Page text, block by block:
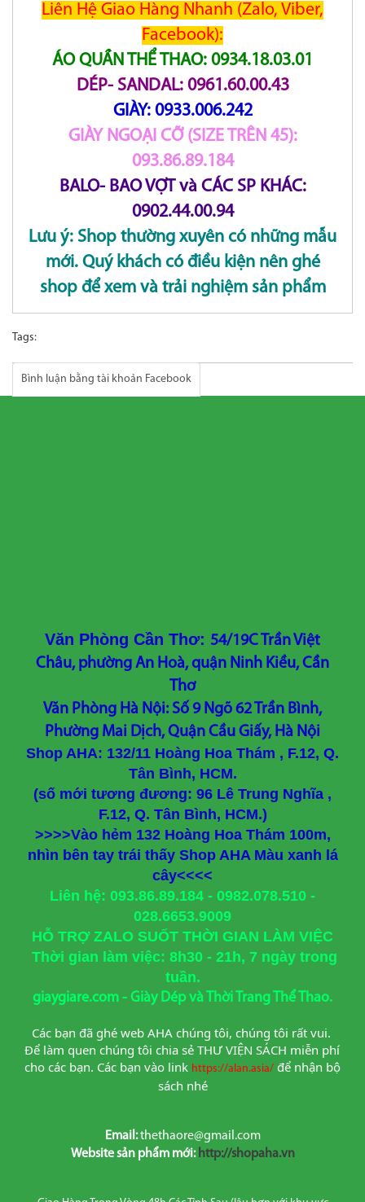
Liên Hệ Giao Hàng Nhanh (Zalo, Viber,
Facebook):
ÁO QUẦN THỂ THAO: 0934.18.03.01
DÉP- SANDAL: 0961.60.00.43
GIÀY: 0933.006.242
GIÀY NGOẠI CỠ (SIZE TRÊN 45):
093.86.89.184
BALO- BAO VỢT và CÁC SP KHÁC:
0902.44.00.94
Lưu ý: Shop thường xuyên có những mẫu
mới. Quý khách có điều kiện nên ghé
shop để xem và trải nghiệm sản phẩm
Tags:
Bình luận bằng tài khoản Facebook
Văn Phòng Cần Thơ: 54/19C Trần Việt
Châu, phường An Hoà, quận Ninh Kiều, Cần
Thơ
Văn Phòng Hà Nội: Số 9 Ngõ 62 Trần Bình,
Phường Mai Dịch, Quận Cầu Giấy, Hà Nội
Shop AHA: 132/11 Hoàng Hoa Thám , F.12, Q.
Tân Bình, HCM.
(số mới tương đương: 96 Lê Trung Nghĩa ,
F.12, Q. Tân Bình, HCM.)
>>>>Vào hẻm 132 Hoàng Hoa Thám 100m,
nhìn bên tay trái thấy Shop AHA Màu xanh lá
cây<<<<
Liên hệ: 093.86.89.184 - 0982.078.510 -
028.6653.9009
HỖ TRỢ ZALO SUỐT THỜI GIAN LÀM VIỆC
Thời gian làm việc: 8h30 - 21h, 7 ngày trong
tuần.
giaygiare.com - Giày Dép và Thời Trang Thể Thao.
Các bạn đã ghé web AHA chúng tôi, chúng tôi rất vui.
Để làm quen chúng tôi chia sẻ THƯ VIỆN SÁCH miễn phí
cho các bạn. Các bạn vào link https://alan.asia/ để nhận bộ
sách nhé
Email:thethaore@gmail.com
Website sản phẩm mới: http://shopaha.vn